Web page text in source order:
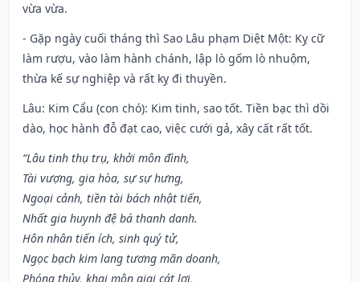
vừa vừa.
- Gặp ngày cuối tháng thì Sao Lâu phạm Diệt Một: Kỵ cữ
làm rượu, vào làm hành chánh, lập lò gốm lò nhuộm,
thừa kế sự nghiệp và rất kỵ đi thuyền.
Lâu: Kim Cẩu (con chó): Kim tinh, sao tốt. Tiền bạc thì dồi
dào, học hành đỗ đạt cao, việc cưới gả, xây cất rất tốt.
“Lâu tinh thụ trụ, khởi môn đình,
Tài vượng, gia hòa, sự sự hưng,
Ngoại cảnh, tiền tài bách nhật tiến,
Nhất gia huynh đệ bá thanh danh.
Hôn nhân tiến ích, sinh quý tử,
Ngọc bạch kim lang tương mãn doanh,
Phóng thủy, khai môn giai cát lợi,